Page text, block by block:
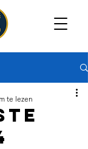
te lezen